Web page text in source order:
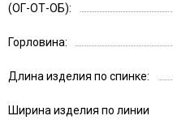
(ОГ-ОТ-ОБ)
Горловина
Длина изделия по спинке
Ширина изделия по линии